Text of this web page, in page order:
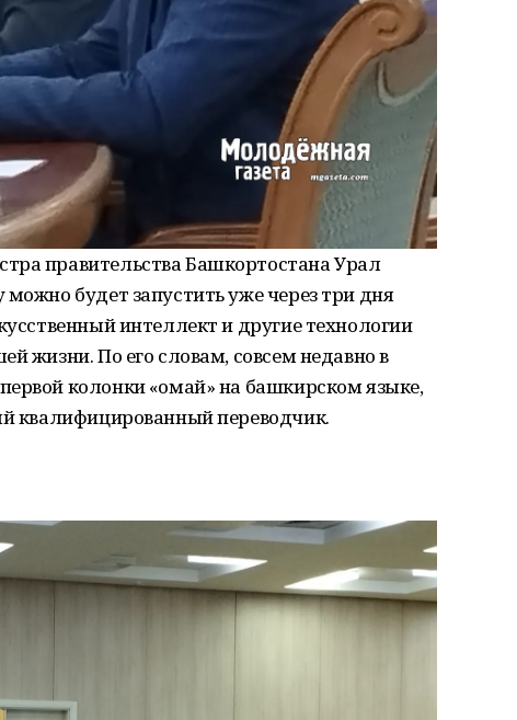
правительства Башкортостана Урал
будет запустить уже через три дня
интеллект и другие технологии
жизни. По его словам, совсем недавно в
колонки «Һомай» на башкирском языке,
квалифицированный переводчик.